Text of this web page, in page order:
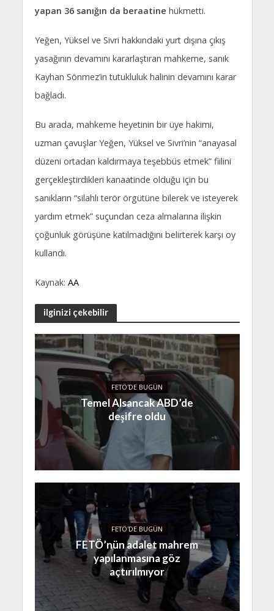
yapan 36 sanığın da beraatine hükmetti.
Yeğen, Yüksel ve Sivri hakkındaki yurt dışına çıkış
yasağının devamını kararlaştıran mahkeme, sanık
Kayhan Sönmez’in tutukluluk halinin devamını karar
bağladı.
Bu arada, mahkeme heyetinin bir üye hakimi,
uzman çavuşlar Yeğen, Yüksel ve Sivri’nin “anayasal
düzeni ortadan kaldırmaya teşebbüs etmek” fiilini
gerçekleştirdikleri kanaatinde olduğu için bu
sanıkların “silahlı terör örgütüne bilerek ve isteyerek
yardım etmek” suçundan ceza almalarına ilişkin
çoğunluk görüşüne katılmadığını belirterek karşı oy
kullandı.
Kaynak: AA
ilginizi çekebilir
FETÖ'DE BUGÜN
Temel Alsancak ABD’de
deşifre oldu
FETÖ'DE BUGÜN
FETÖ’nün adalet mahrem
yapılanmasına göz
açtırılmıyor